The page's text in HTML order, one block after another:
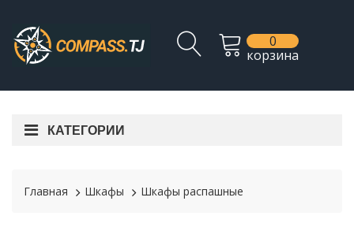
0
корзина
КАТЕГОРИИ
Главная Шкафы Шкафы распашные